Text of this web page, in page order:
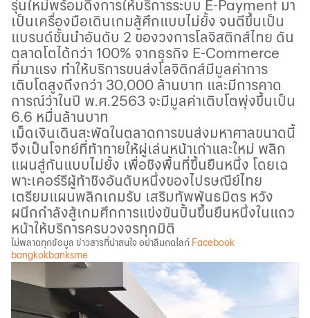
รุ่นใหม่พร้อมดึงการให้บริการระบบ E-Payment มา
เป็นเครื่องมือเดินเกมสู้ศึกแบบไม่ยั้ง จนตีขึ้นเป็น
แบรนด์ชั้นนำอันดับ 2 ของวงการโลจิสติกส์ไทย ดัน
ตลาดโตได้กว่า 100% จากธุรกิจ E-Commerce
ที่มาแรง ทำให้บริการขนส่งโลจิติกส์มีมูลค่าการ
เติบโตสูงถึงกว่า 30,000 ล้านบาท และมีการคาด
การณ์ว่าในปี พ.ศ.2563 จะมีมูลค่าเติบโตพุ่งขึ้นเป็น
6.6 หมื่นล้านบาท
เม็ดเงินเดินสะพัดในตลาดการขนส่งมหาศาลขนาดนี้
จึงเป็นโจทย์ที่ท้าทายให้ผู่เล่นหน้าเก่าและใหม่ พลิก
แผนสู่กันแบบไม่ยั้ง เพื่อชิงพื้นที่ขึ้นยืนหนึ่ง โดยเฉ
พาะเคอร์รีผู้ท้าชิงอันดับหนึ่งของไปรษณีย์ไทย
เตรียมแผนพลิกเกมรับ เสริมทัพพันธมิตร หวัง
ผนึกกำลังสู้เกมศึกการแข่งขันปั้นขึ้นยืนหนึ่งในแถว
หน้าให้บริการครบวงจรทุกมิติ
ไม่พลาดทุกข้อมูล ข่าวสารที่น่าสนใจ อย่าลืมกดไลก์ Facebook
bangkokbanksme